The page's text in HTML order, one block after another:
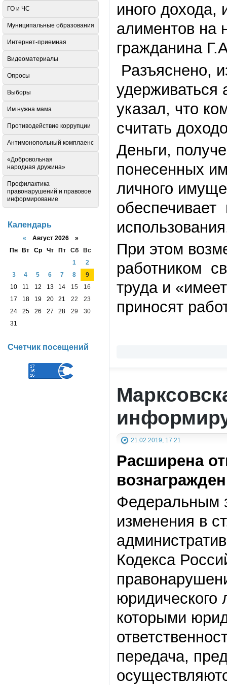
иного дохода,
алиментов на
гражданина
Разъяснено,
указал, что
считать
Деньги,
понесенных
личного
обеспечивает
При этом
работником
труда и
приносят
21.02.2019, 17:21
Расширена
Федеральным
изменения в
Кодекса
юридического
которыми
передача,
ГО и ЧС
Муниципальные образования
Интернет-приемная
Видеоматериалы
Опросы
Выборы
Им нужна мама
Противодействие коррупции
Антимонопольный комплаенс
«Добровольная
народная дружина»
Профилактика
правонарушений и правовое
информирование
Календарь
« Август 2026 »
Пн
Вт Ср Чт Пт Сб
Вс
1
2
3
4 5 6 7 8
9
10
11 12 13 14 15
16
17
18 19 20 21 22
23
24
25 26 27 28 29
30
31
Счетчик посещений